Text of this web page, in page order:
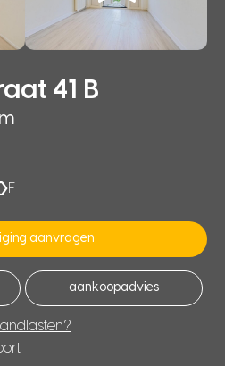
41 B
F
aanvragen
aankoopadvies